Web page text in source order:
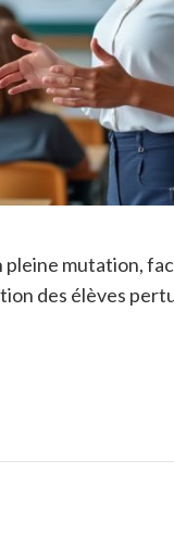
mutation,
des élèves